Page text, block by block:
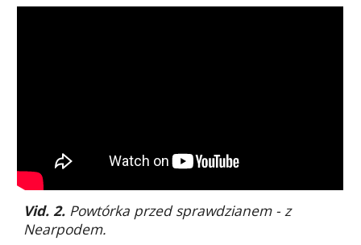
Vid. 2. Powtórka przed sprawdzianem - z
Nearpodem.